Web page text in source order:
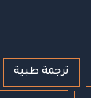
ترجمة طبية